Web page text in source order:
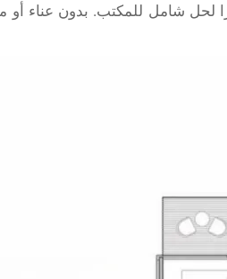
لحل شامل للمكتب. بدون عناء